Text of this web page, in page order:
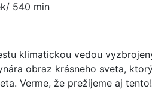
540 min
klimatickou vedou
obraz krásneho sveta,
Verme, že prežijeme aj tento!